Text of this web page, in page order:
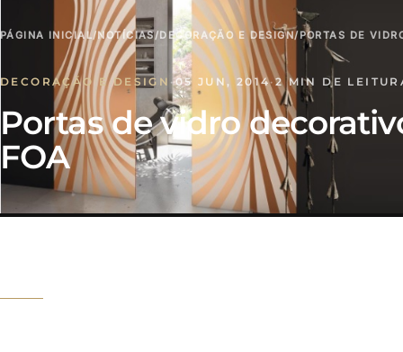
PÁGINA INICIAL/NOTÍCIAS/DECORAÇÃO E DESIGN/PORTAS DE
DECORAÇÃO E DESIGN ·05 JUN, 2014·2 MIN DE
Portas de vidro
FOA